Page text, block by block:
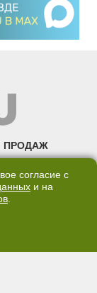
ПРОДАЖ
ДАННЫХ
согласие с
и на
.